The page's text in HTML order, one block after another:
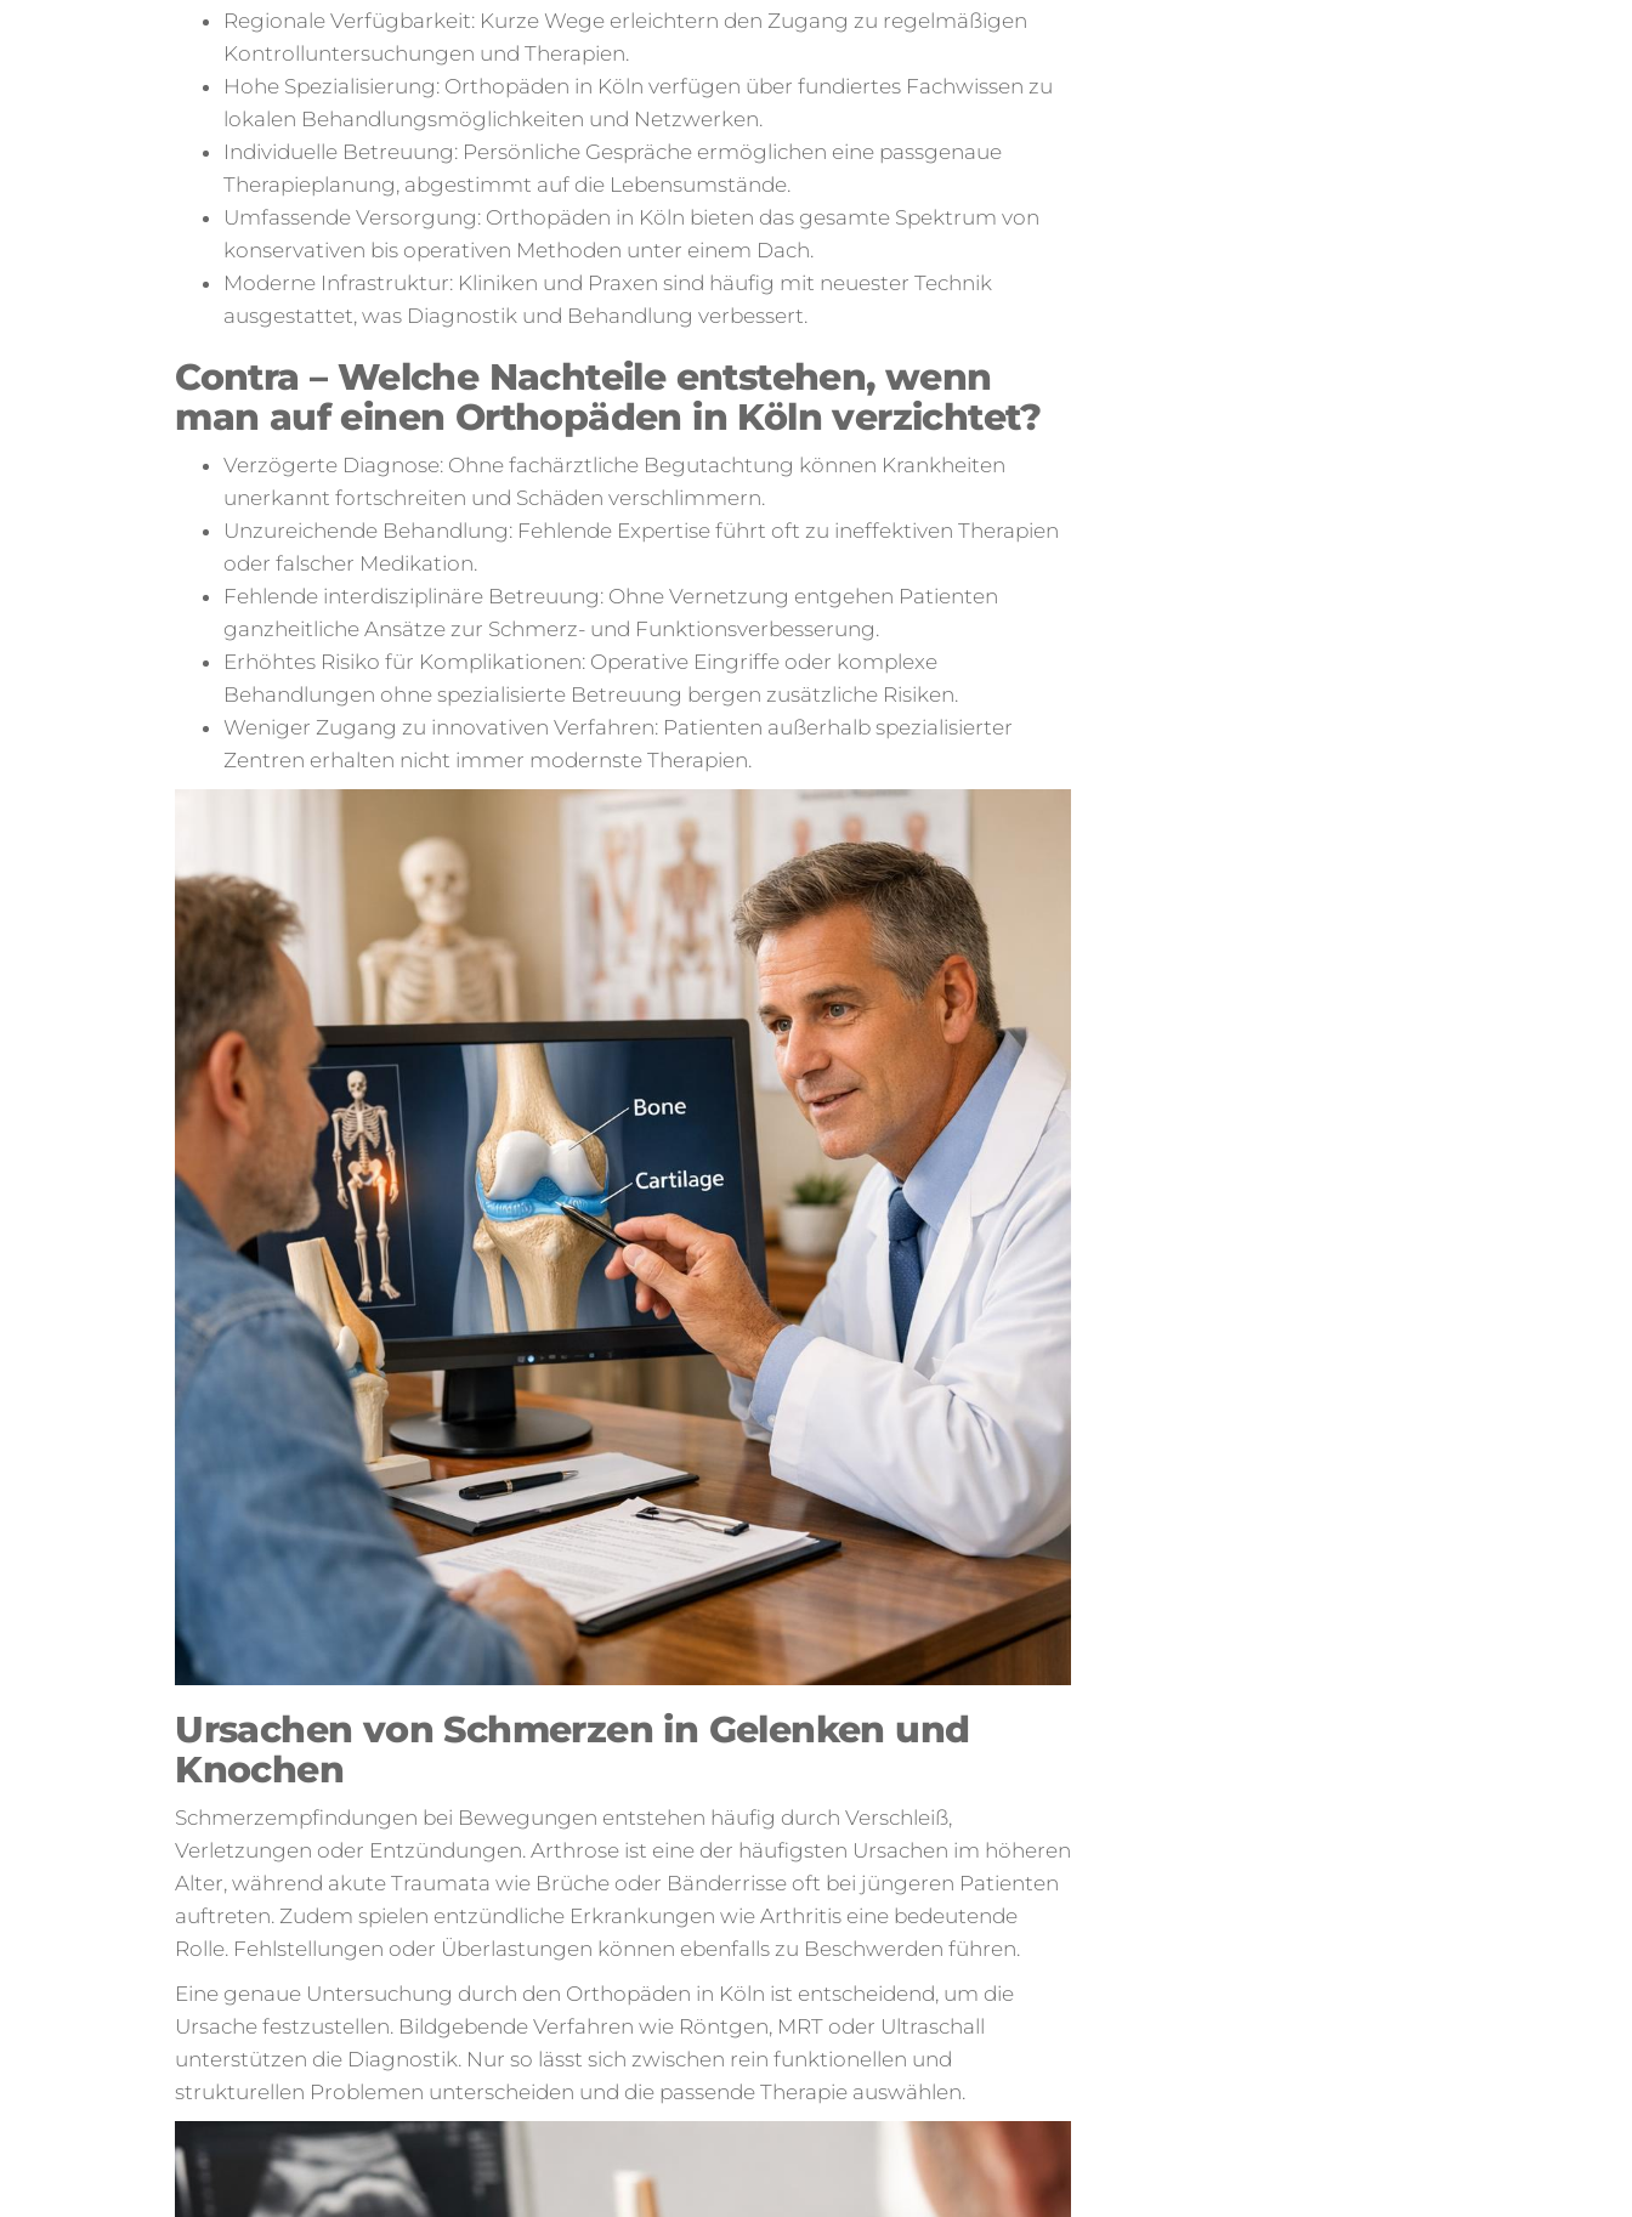
Regionale Verfügbarkeit: Kurze Wege erleichtern den Zugang zu regelmäßigen
Kontrolluntersuchungen und Therapien.
Hohe Spezialisierung: Orthopäden in Köln verfügen über fundiertes Fachwissen zu
lokalen Behandlungsmöglichkeiten und Netzwerken.
Individuelle Betreuung: Persönliche Gespräche ermöglichen eine passgenaue
Therapieplanung, abgestimmt auf die Lebensumstände.
Umfassende Versorgung: Orthopäden in Köln bieten das gesamte Spektrum von
konservativen bis operativen Methoden unter einem Dach.
Moderne Infrastruktur: Kliniken und Praxen sind häufig mit neuester Technik
ausgestattet, was Diagnostik und Behandlung verbessert.
Contra – Welche Nachteile entstehen, wenn
man auf einen Orthopäden in Köln verzichtet?
Verzögerte Diagnose: Ohne fachärztliche Begutachtung können Krankheiten
unerkannt fortschreiten und Schäden verschlimmern.
Unzureichende Behandlung: Fehlende Expertise führt oft zu ineffektiven Therapien
oder falscher Medikation.
Fehlende interdisziplinäre Betreuung: Ohne Vernetzung entgehen Patienten
ganzheitliche Ansätze zur Schmerz- und Funktionsverbesserung.
Erhöhtes Risiko für Komplikationen: Operative Eingriffe oder komplexe
Behandlungen ohne spezialisierte Betreuung bergen zusätzliche Risiken.
Weniger Zugang zu innovativen Verfahren: Patienten außerhalb spezialisierter
Zentren erhalten nicht immer modernste Therapien.
Ursachen von Schmerzen in Gelenken und
Knochen
Schmerzempfindungen bei Bewegungen entstehen häufig durch Verschleiß,
Verletzungen oder Entzündungen. Arthrose ist eine der häufigsten Ursachen im höheren
Alter, während akute Traumata wie Brüche oder Bänderrisse oft bei jüngeren Patienten
auftreten. Zudem spielen entzündliche Erkrankungen wie Arthritis eine bedeutende
Rolle. Fehlstellungen oder Überlastungen können ebenfalls zu Beschwerden führen.
Eine genaue Untersuchung durch den Orthopäden in Köln ist entscheidend, um die
Ursache festzustellen. Bildgebende Verfahren wie Röntgen, MRT oder Ultraschall
unterstützen die Diagnostik. Nur so lässt sich zwischen rein funktionellen und
strukturellen Problemen unterscheiden und die passende Therapie auswählen.